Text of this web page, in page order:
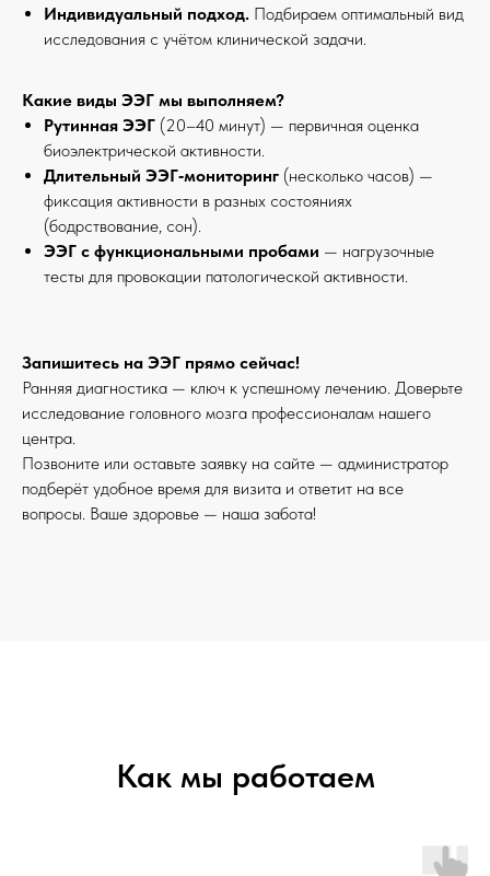
Индивидуальный подход. Подбираем оптимальный вид
исследования с учётом клинической задачи.
Какие виды ЭЭГ мы выполняем?
Рутинная ЭЭГ (20–40 минут) — первичная оценка
биоэлектрической активности.
Длительный ЭЭГ‑мониторинг (несколько часов) —
фиксация активности в разных состояниях
(бодрствование, сон).
ЭЭГ с функциональными пробами — нагрузочные
тесты для провокации патологической активности.
Запишитесь на ЭЭГ прямо сейчас!
Ранняя диагностика — ключ к успешному лечению. Доверьте
исследование головного мозга профессионалам нашего
центра.
Позвоните или оставьте заявку на сайте — администратор
подберёт удобное время для визита и ответит на все
вопросы. Ваше здоровье — наша забота!
Как мы работаем